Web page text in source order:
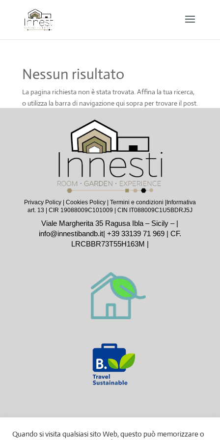
Nessun risultato
La pagina richiesta non è stata trovata. Affina la tua ricerca,
o utilizza la barra di navigazione qui sopra per trovare il post.
Privacy Policy| Cookies Policy| Termini e condizioni |Informativa
art. 13 | CIR 19088009C101009 | CIN IT088009C1U5BDRJ5J
Viale Margherita 35 Ragusa Ibla – Sicily – |
info@innestibandb.it| +39 33139 71 969| CF.
LRCBBR73T55H163M |
Quando si visita qualsiasi sito Web, questo può memorizzare o